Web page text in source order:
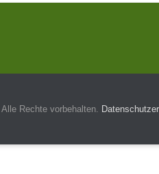
Alle Rechte vorbehalten.